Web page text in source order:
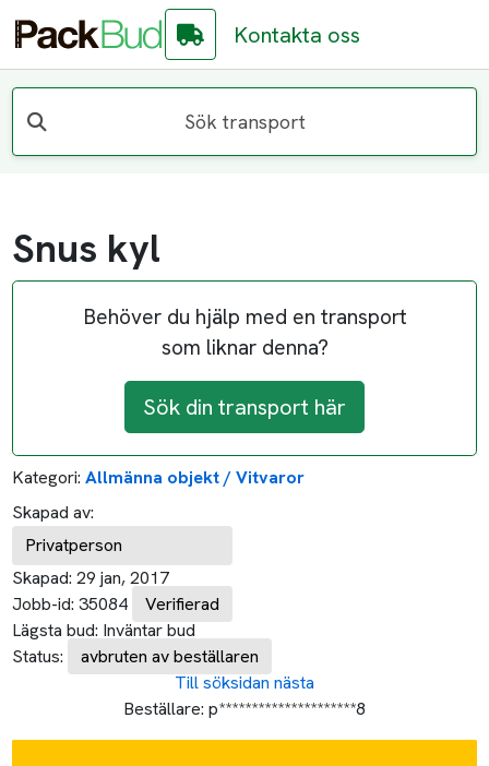
Kontakta oss
Sök transport
Snus kyl
Behöver du hjälp med en transport
som liknar denna?
Sök din transport här
Kategori: Allmänna objekt / Vitvaror
Skapad av:
Privatperson
Skapad: 29 jan, 2017
Jobb-id: 35084
Verifierad
Lägsta bud: Inväntar bud
Status:
avbruten av beställaren
Till söksidan nästa
Beställare: p*********************8